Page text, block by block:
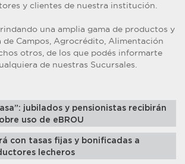
y clientes de nuestra institución.
una amplia gama de productos y
de Campos, Agrocrédito, Alimentación
otros, de los que podés informarte
de nuestras Sucursales.
jubilados y pensionistas recibirán
uso de eBROU
con tasas fijas y bonificadas a
lecheros